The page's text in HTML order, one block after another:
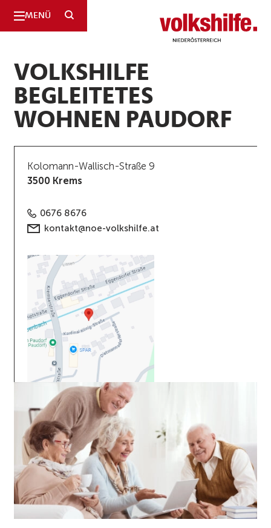
MENÜ SUCHE Niederösterreich
VOLKSHILFE
BEGLEITETES
WOHNEN PAUDORF
Kolomann-Wallisch-Straße 9
3500 Krems
0676 8676
kontakt@noe-volkshilfe.at